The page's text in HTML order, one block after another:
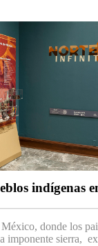
indígenas
donde los
imponente sierra,